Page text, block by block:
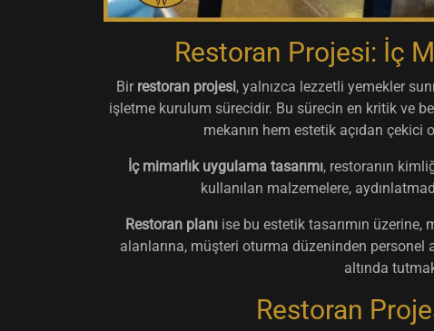
Restoran Projesi: İç
Bir restoran projesi, yalnızca lezzetli yemekler
işletme kurulum sürecidir. Bu sürecin en kritik ve
mekanın hem estetik açıdan çekici
İç mimarlık uygulama tasarımı, restoranın
kullanılan malzemelere,
Restoran planı ise bu estetik tasarımın
alanlarına, müşteri oturma düzeninden personel
altında
Restoran